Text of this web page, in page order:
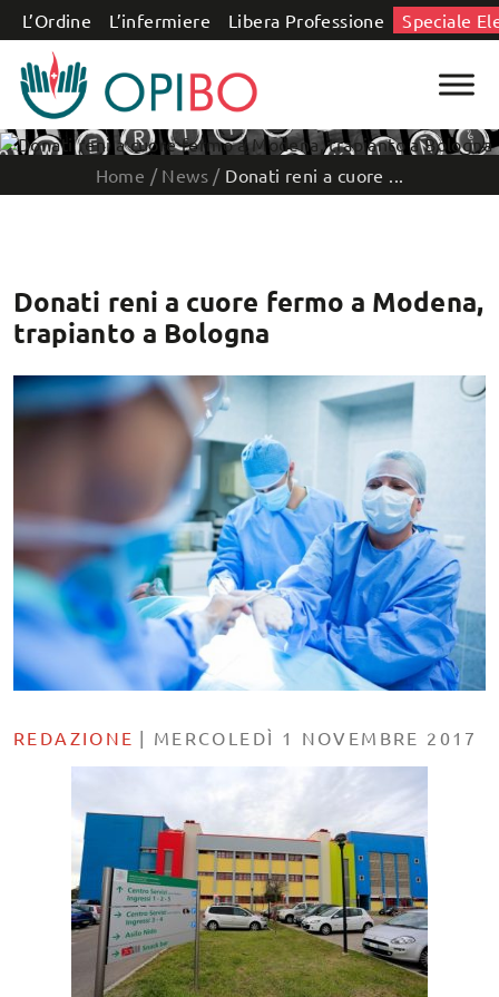
Salta al contenuto
L’Ordine L’infermiere Libera Professione Speciale
Home / News / Donati reni a cuore ...
Donati reni a cuore fermo a Modena,
trapianto a Bologna
REDAZIONE | MERCOLEDÌ 1 NOVEMBRE 2017